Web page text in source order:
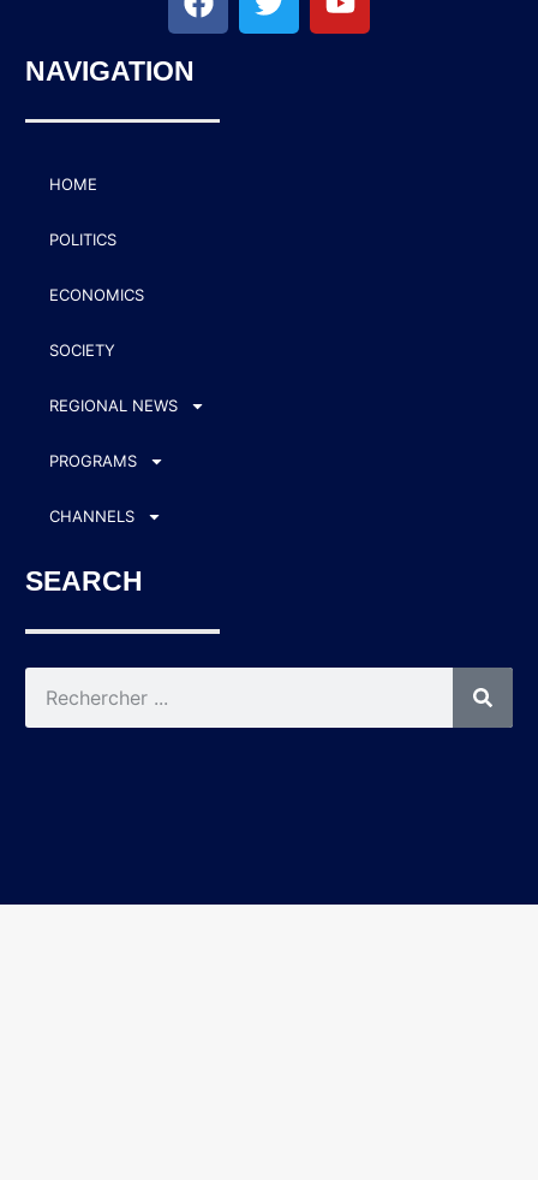
NAVIGATION
HOME
POLITICS
ECONOMICS
SOCIETY
REGIONAL NEWS
PROGRAMS
CHANNELS
SEARCH